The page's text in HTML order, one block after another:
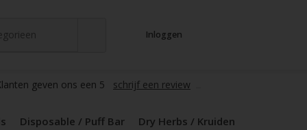
Inloggen
geven ons een 5 schrijf een review
Disposable / Puff Bar Dry Herbs / Kruiden